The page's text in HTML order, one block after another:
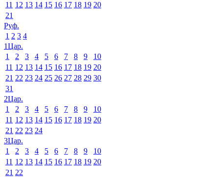
11 12 13 14 15 16 17 18 19 20
21
Руф.
1 2 3 4
1Цар.
1
2 3 4 5 6 7 8 9
10
11 12 13 14 15 16 17 18 19 20
21 22 23 24 25 26 27 28 29 30
31
2Цар.
1
2 3 4 5 6 7 8 9
10
11 12 13 14 15 16 17 18 19 20
21 22 23 24
3Цар.
1
2 3 4 5 6 7 8 9
10
11 12 13 14 15 16 17 18 19 20
21 22